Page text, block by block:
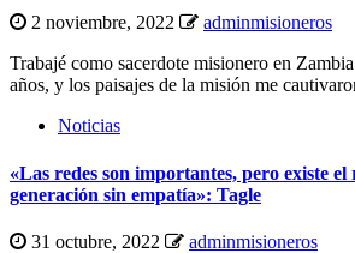
2 noviembre, 2022
adminmisioneros
Trabajé como sacerdote misionero en
años, y los paisajes de la misión me
Noticias
«Las redes son importantes, pero existe el
generación sin empatía»: Tagle
31 octubre, 2022
adminmisioneros